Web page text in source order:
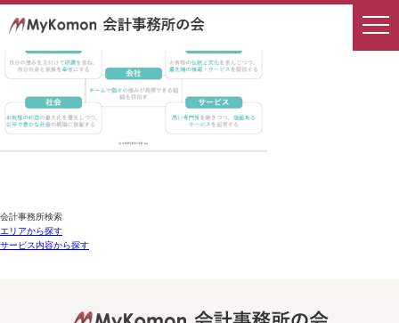
会計事務所検索
エリアから探す
サービス内容から探す